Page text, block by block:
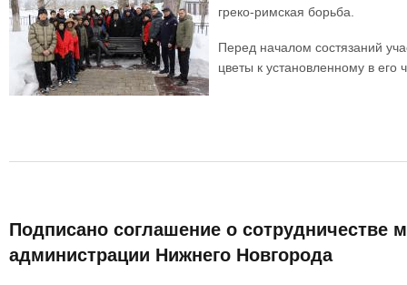
греко-римская борьба.
Перед началом состязаний
цветы к установленному в его
Подписано соглашение о сотрудничестве
администрации Нижнего Новгорода